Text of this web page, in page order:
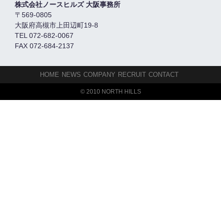
株式会社ノースヒルズ 大阪事務所
〒569-0805
大阪府高槻市上田辺町19-8
TEL 072-682-0067
FAX 072-684-2137
HOME NEWS COMPANY RECRUIT CONTACT
© 2010 NORTH HILLS